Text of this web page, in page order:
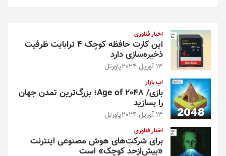
اخبار فناوری
این کارت حافظه کوچک ۴ ترابایت ظرفیت
ذخیره‌سازی دارد
13 آوریل 2024 پاورتل
اپ بازار
بازی/ Age of 2048؛ بزرگ‌ترین تمدن جهان
را بسازید
13 آوریل 2024 پاورتل
اخبار فناوری
برای شرکت‌های هوش مصنوعی اینترنت
«بیش‌از‌حد کوچک» است